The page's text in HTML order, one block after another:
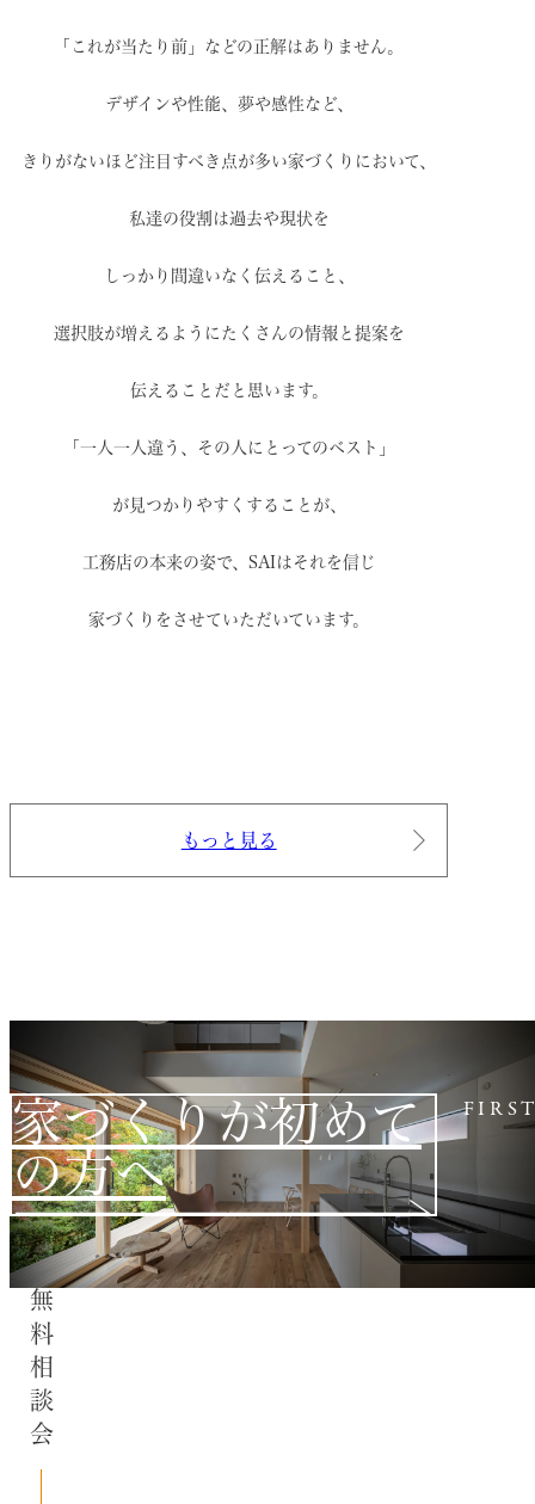
「これが当たり前」などの正解はありません。
デザインや性能、夢や感性など、
きりがないほど注目すべき点が多い家づくりにおいて、
私達の役割は過去や現状を
しっかり間違いなく伝えること、
選択肢が増えるように たくさんの情報と提案を
伝えることだと思います。
「一人一人違う、その人にとってのベスト」
が見つかりやすくすることが、
工務店の本来の姿で、 SAIはそれを信じ
家づくりをさせていただいています。
もっと見る
家づくりが初めて
の方へ
無料相談会